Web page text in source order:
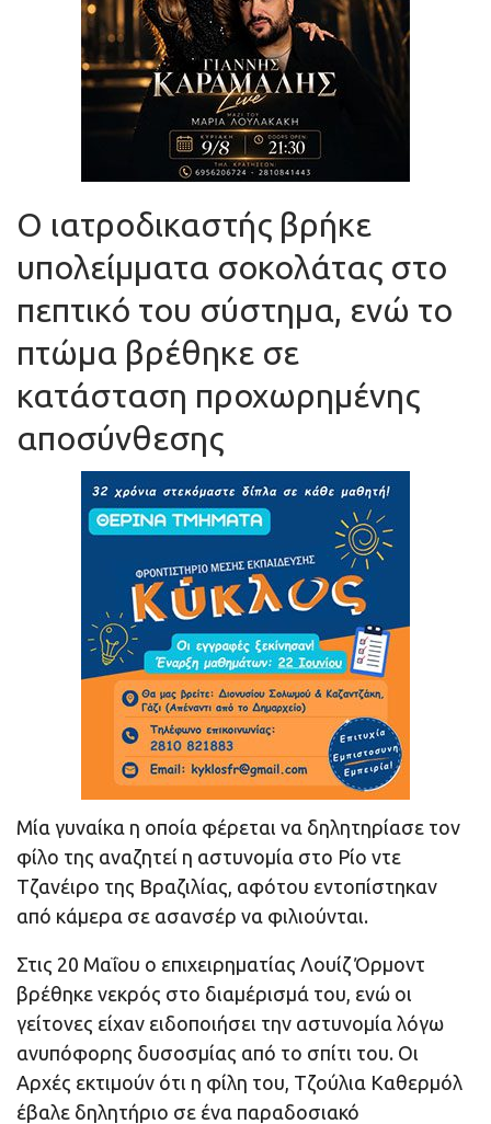
Ο ιατροδικαστής βρήκε
υπολείμματα σοκολάτας στο
πεπτικό του σύστημα, ενώ το
πτώμα βρέθηκε σε
κατάσταση προχωρημένης
αποσύνθεσης
Μία γυναίκα η οποία φέρεται να δηλητηρίασε τον
φίλο της αναζητεί η αστυνομία στο Ρίο ντε
Τζανέιρο της Βραζιλίας, αφότου εντοπίστηκαν
από κάμερα σε ασανσέρ να φιλιούνται.
Στις 20 Μαΐου ο επιχειρηματίας Λουίζ Όρμοντ
βρέθηκε νεκρός στο διαμέρισμά του, ενώ οι
γείτονες είχαν ειδοποιήσει την αστυνομία λόγω
ανυπόφορης δυσοσμίας από το σπίτι του. Οι
Αρχές εκτιμούν ότι η φίλη του, Τζούλια Καθερμόλ
έβαλε δηλητήριο σε ένα παραδοσιακό